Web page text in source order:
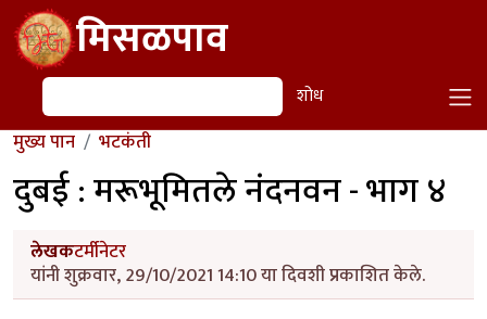
Skip to main contentमिसळपाव
शोध शोध
मुख्य पान भटकंती
दुबई : मरूभूमितले नंदनवन - भाग ४
लेखकटर्मीनेटर
यांनी शुक्रवार, 29/10/2021 14:10 या दिवशी प्रकाशित केले.